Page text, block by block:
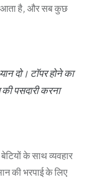
आता है, और सब कुछ
दो। टॉपर होने का
पसदारी करना
के साथ व्यवहार
की भरपाई के लिए